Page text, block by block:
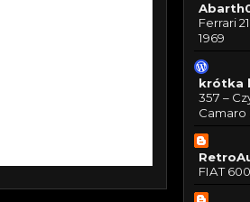
Ferrari
1969
krótka
357 –
Camaro
FIAT